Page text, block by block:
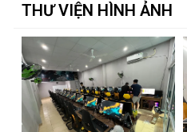
THƯ VIỆN HÌNH ẢNH